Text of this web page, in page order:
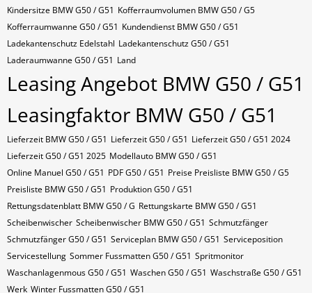
Kindersitze BMW G50 / G51 Kofferraumvolumen BMW G50 / G5
Kofferraumwanne G50 / G51 Kundendienst BMW G50 / G51
Ladekantenschutz Edelstahl Ladekantenschutz G50 / G51
Laderaumwanne G50 / G51 Land
Leasing Angebot BMW G50 / G51
Leasingfaktor BMW G50 / G51
Lieferzeit BMW G50 / G51 Lieferzeit G50 / G51 Lieferzeit G50 / G51 2024
Lieferzeit G50 / G51 2025 Modellauto BMW G50 / G51
Online Manuel G50 / G51 PDF G50 / G51 Preise Preisliste BMW G50 / G5
Preisliste BMW G50 / G51 Produktion G50 / G51
Rettungsdatenblatt BMW G50 / G Rettungskarte BMW G50 / G51
Scheibenwischer Scheibenwischer BMW​ G50 / G51 Schmutzfänger
Schmutzfänger G50 / G51 Serviceplan BMW G50 / G51 Serviceposition
Servicestellung Sommer Fussmatten G50 / G51 Spritmonitor
Waschanlagenmous G50 / G51 Waschen G50 / G51 Waschstraße G50 / G51
Werk Winter Fussmatten G50 / G51